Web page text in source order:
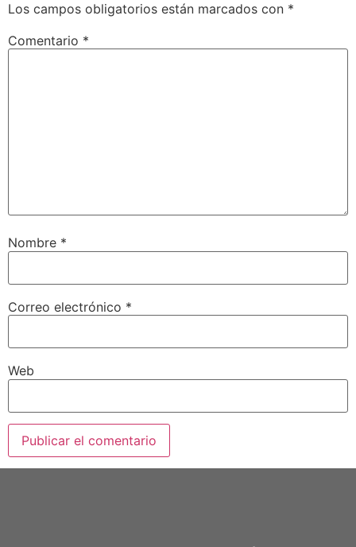
Los campos obligatorios están marcados con *
Comentario *
Nombre *
Correo electrónico *
Web